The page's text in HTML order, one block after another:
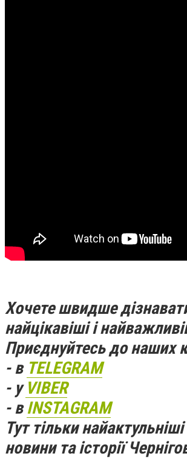
Хочете швидше
найцікавіші і
Приєднуйтесь до наших
- в TELEGRAM
- у VIBER
- вINSTAGRAM
Тут тільки
новини та історії